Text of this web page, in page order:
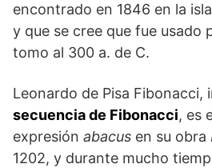
encontrado en 1846 en la
y que se cree que fue usado
tomo al 300 a. de C.
Leonardo de Pisa Fibonacci,
secuencia de Fibonacci, es
expresión abacus en su obra
1202, y durante mucho